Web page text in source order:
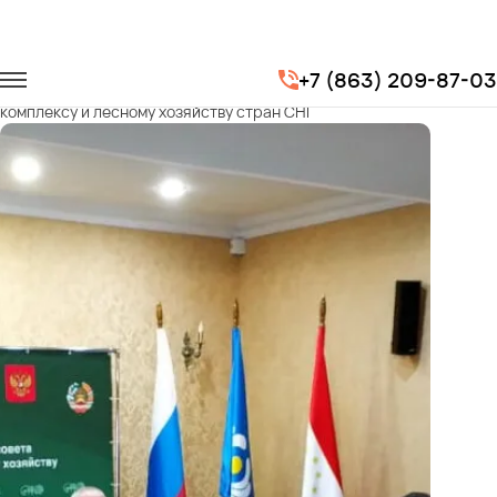
+7 (863) 209-87-03
Транспорт на мероприятия
XVIII Межправительственный совет по лесопромышленному
комплексу и лесному хозяйству стран СНГ